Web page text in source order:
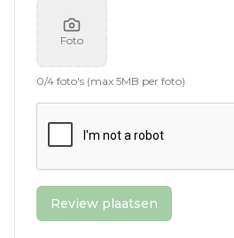
Foto
0/4 foto's (max 5MB per foto)
Review plaatsen